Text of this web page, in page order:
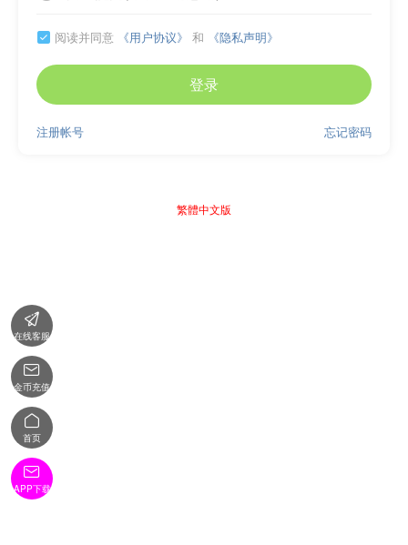
 阅读并同意 《用户协议》 和 《隐私声明》
登录
忘记密码
注册帐号
繁體中文版

在线客服

金币充值

首页

APP下载